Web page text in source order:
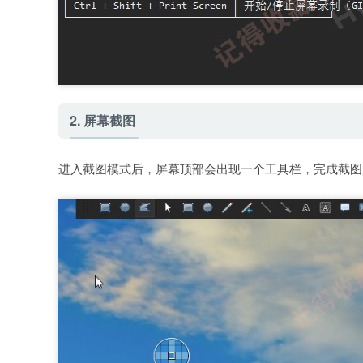
2. 屏幕截图
进入截图模式后，屏幕顶部会出现一个工具栏，完成截